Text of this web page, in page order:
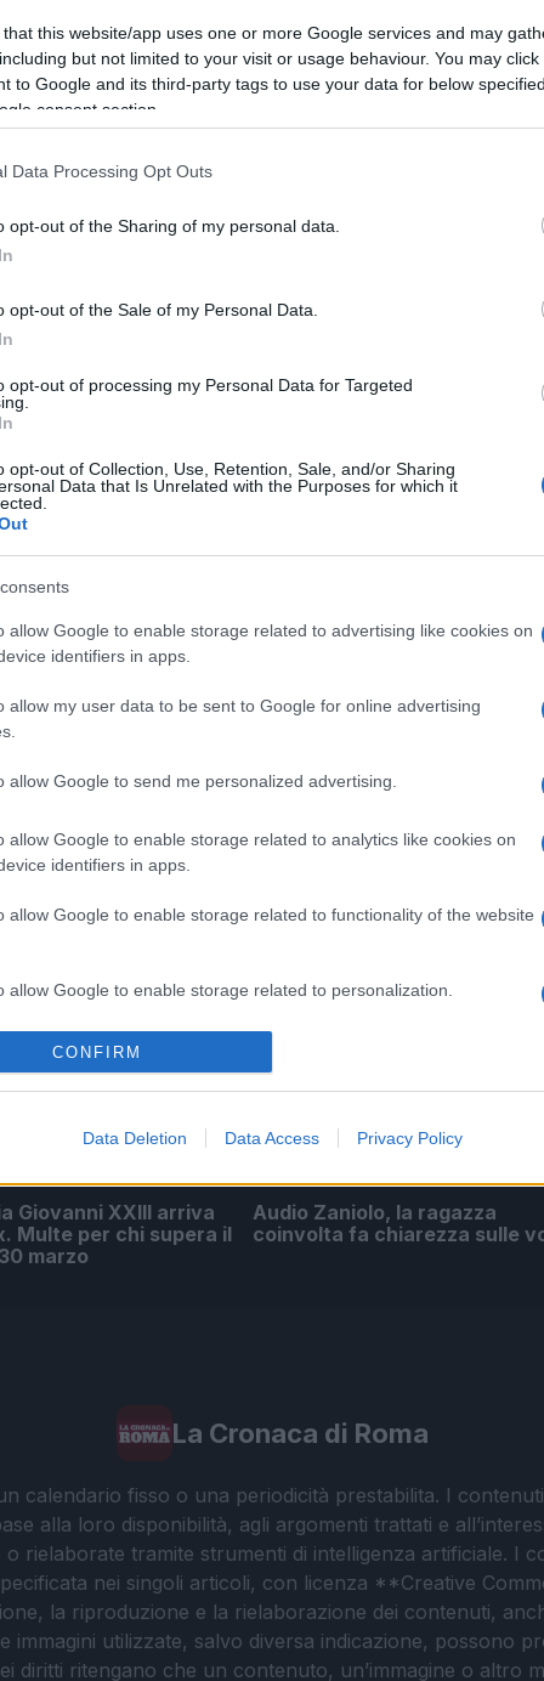
that this website/app uses one or more Google services and may
but not limited to your visit or usage behaviour. You may
to Google and its third-party tags to use your data for below
consent section.
Data Processing Opt Outs
opt-out of the Sharing of my personal data.
opt-out of the Sale of my Personal Data.
opt-out of processing my Personal Data for Targeted
opt-out of Collection, Use, Retention, Sale, and/or Sharing
Data that Is Unrelated with the Purposes for which it
allow Google to enable storage related to advertising like cookies on
identifiers in apps.
allow my user data to be sent to Google for online advertising
allow Google to send me personalized advertising.
allow Google to enable storage related to analytics like cookies on
identifiers in apps.
allow Google to enable storage related to functionality of the website
allow Google to enable storage related to personalization.
allow Google to enable storage related to security, including
functionality and fraud prevention, and other user protection.
CONFIRM
Data Deletion Data Access Privacy Policy
sulla Flaminia. Lo
stato provaocato da
avrebbe fatto una folle inversione a U sulla via
a scontrare contro una macchina che stava
di questa assurda manovra sembra sia stato un
invece c’era una donna incinta rricoverata
sono comunque non preoccupanti. Al
ambulanza e polizia municipale. Lautore
NOTTE>>>LEGGI QUI
I,
Italia per un evento benefico
Alla Galleria Giovanni XXIII
supera il limite. Dal 30 marzo
Giovanni XXIII arriva
Multe per chi supera il
marzo
Audio Zaniolo, la ragazza
coinvolta fa chiarezza sulle
La Cronaca di Roma
calendario fisso o una periodicità prestabilita. I
alla loro disponibilità, agli argomenti trattati e
rielaborate tramite strumenti di intelligenza artificiale. I
nei singoli articoli, con licenza **Creative
la riproduzione e la rielaborazione dei contenuti,
immagini utilizzate, salvo diversa indicazione, possono
diritti ritengano che un contenuto, un’immagine o altro